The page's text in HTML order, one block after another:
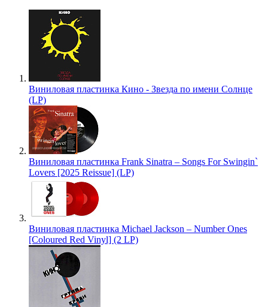
Виниловая пластинка Кино - Звезда по имени Солнце
(LP)
Виниловая пластинка Frank Sinatra – Songs For Swingin`
Lovers [2025 Reissue] (LP)
Виниловая пластинка Michael Jackson – Number Ones
[Coloured Red Vinyl] (2 LP)